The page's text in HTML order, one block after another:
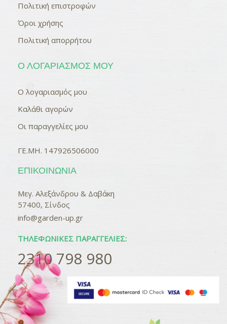
Πολιτική επιστροφών
Όροι χρήσης
Πολιτική απορρήτου
Ο ΛΟΓΑΡΙΑΣΜΌΣ ΜΟΥ
Ο λογαριασμός μου
Καλάθι αγορών
Οι παραγγελίες μου
ΓΕ.ΜΗ. 147926506000
ΕΠΙΚΟΙΝΩΝΊΑ
Μεγ. Αλεξάνδρου & Δαβάκη
57400, Σίνδος
info@garden-up.gr
ΤΗΛΕΦΩΝΙΚΈΣ ΠΑΡΑΓΓΕΛΊΕΣ:
2310 798 980